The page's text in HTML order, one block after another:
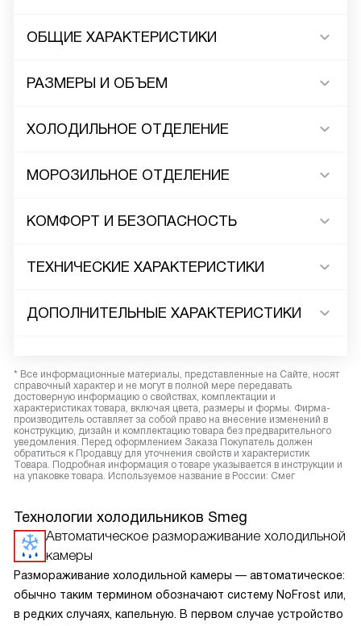
ОБЩИЕ ХАРАКТЕРИСТИКИ
РАЗМЕРЫ И ОБЪЕМ
ХОЛОДИЛЬНОЕ ОТДЕЛЕНИЕ
МОРОЗИЛЬНОЕ ОТДЕЛЕНИЕ
КОМФОРТ И БЕЗОПАСНОСТЬ
ТЕХНИЧЕСКИЕ ХАРАКТЕРИСТИКИ
ДОПОЛНИТЕЛЬНЫЕ ХАРАКТЕРИСТИКИ
* Все информационные материалы, представленные на Сайте, носят
справочный характер и не могут в полной мере передавать
достоверную информацию о свойствах, комплектации и
характеристиках товара, включая цвета, размеры и формы. Фирма-
производитель оставляет за собой право на внесение изменений в
конструкцию, дизайн и комплектацию товара без предварительного
уведомления. Перед оформлением Заказа Покупатель должен
обратиться к Продавцу для уточнения свойств и характеристик
Товара. Подробная информация о товаре указывается в инструкции и
на упаковке товара. Используемое название в России: Смег
Технологии холодильников Smeg
Автоматическое размораживание холодильной
камеры
Размораживание холодильной камеры — автоматическое:
обычно таким термином обозначают систему NoFrost или,
в редких случаях, капельную. В первом случае устройство